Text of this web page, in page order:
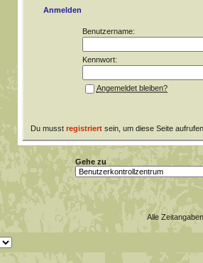
Anmelden
Benutzername:
Kennwort:
Angemeldet bleiben?
Du musst registriertsein, um diese Seite
Gehe zu
Alle